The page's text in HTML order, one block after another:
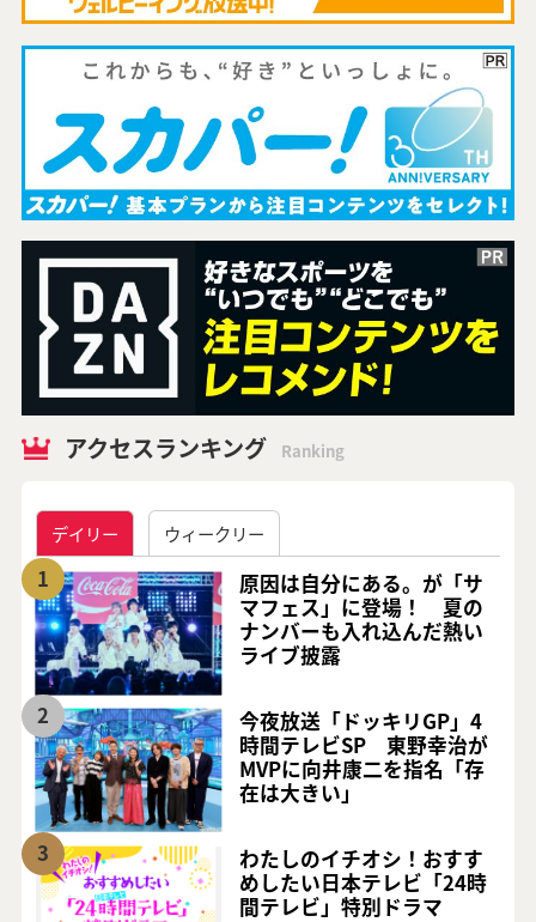
アクセスランキング Ranking
デイリー ウィークリー
1
原因は自分にある。が「サ
マフェス」に登場！ 夏の
ナンバーも入れ込んだ熱い
ライブ披露
2
今夜放送「ドッキリGP」4
時間テレビSP 東野幸治が
MVPに向井康二を指名「存
在は大きい」
3
わたしのイチオシ！おすす
めしたい日本テレビ「24時
間テレビ」特別ドラマ